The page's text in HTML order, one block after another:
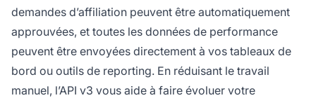
demandes d’affiliation peuvent être automatiquement
approuvées, et toutes les données de performance
peuvent être envoyées directement à vos tableaux de
bord ou outils de reporting. En réduisant le travail
manuel, l’API v3 vous aide à faire évoluer votre